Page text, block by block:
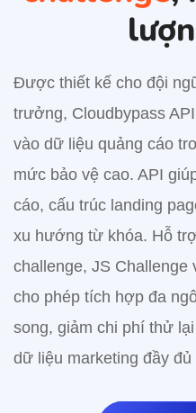
Được thiết kế cho đội
trưởng, Cloudbypass
vào dữ liệu quảng cáo
mức bảo vệ cao. API
cáo, cấu trúc landing
xu hướng từ khóa. Hỗ
challenge, JS Challenge
cho phép tích hợp đa
song, giảm chi phí thử
dữ liệu marketing đầy